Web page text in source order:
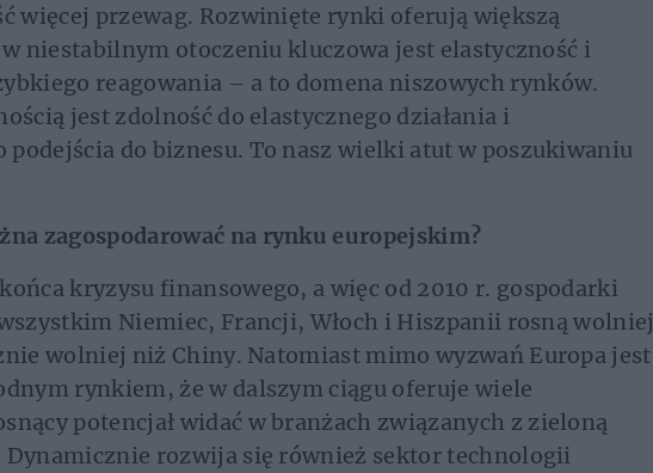
więcej przewag. Rozwinięte rynki oferują większą
niestabilnym otoczeniu kluczowa jest elastyczność i
reagowania – a to domena niszowych rynków.
jest zdolność do elastycznego działania i
podejścia do biznesu. To nasz wielki atut w poszukiwaniu
zagospodarować na rynku europejskim?
kryzysu finansowego, a więc od 2010 r. gospodarki
Niemiec, Francji, Włoch i Hiszpanii rosną wolniej
wolniej niż Chiny. Natomiast mimo wyzwań Europa jest
rynkiem, że w dalszym ciągu oferuje wiele
potencjał widać w branżach związanych z zieloną
rozwija się również sektor technologii